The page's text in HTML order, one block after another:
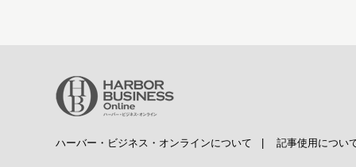
ハーバー・ビジネス・オンラインについて 記事使用につい